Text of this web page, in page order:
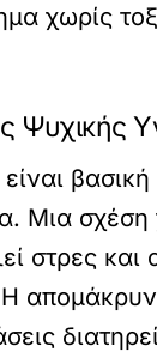
χωρίς
Ψυχικής
βασική
Μια σχέση
στρες και